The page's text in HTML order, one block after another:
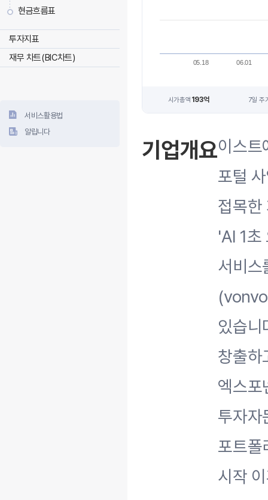
현금흐름표
투자지표
재무 차트(BIC차트)
서비스활용법
알립니다
05.18 06.01
시가총액 193억 7일 주
기업개요이스트
포털
접목한
'AI 1초
서비스
있습니
창출하
엑스
투자자
포트폴
시작